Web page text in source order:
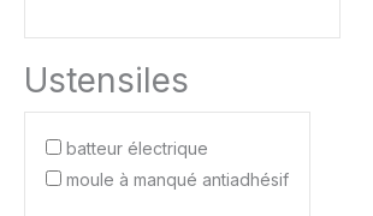
Ustensiles
batteur électrique
moule à manqué antiadhésif